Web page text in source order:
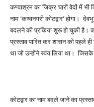
कण्वाश्रम का जिक्र चारों वेदों में भी
नाम ‘कण्वनगरी कोटद्वार’ होगा।
बदलने की प्रकिया शुरू हो चुकी है।
प्रस्ताव पारित कर शासन को पहले
था जो उन्होंने स्वंय लिया था। जिसके
कोटद्वार का नाम बदले जाने का